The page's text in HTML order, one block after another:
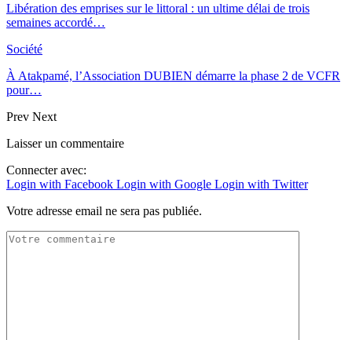
Libération des emprises sur le littoral : un ultime délai de trois
semaines accordé…
Société
À Atakpamé, l’Association DUBIEN démarre la phase 2 de VCFR
pour…
Prev Next
Laisser un commentaire
Connecter avec:
Login with Facebook Login with Google Login with Twitter
Votre adresse email ne sera pas publiée.